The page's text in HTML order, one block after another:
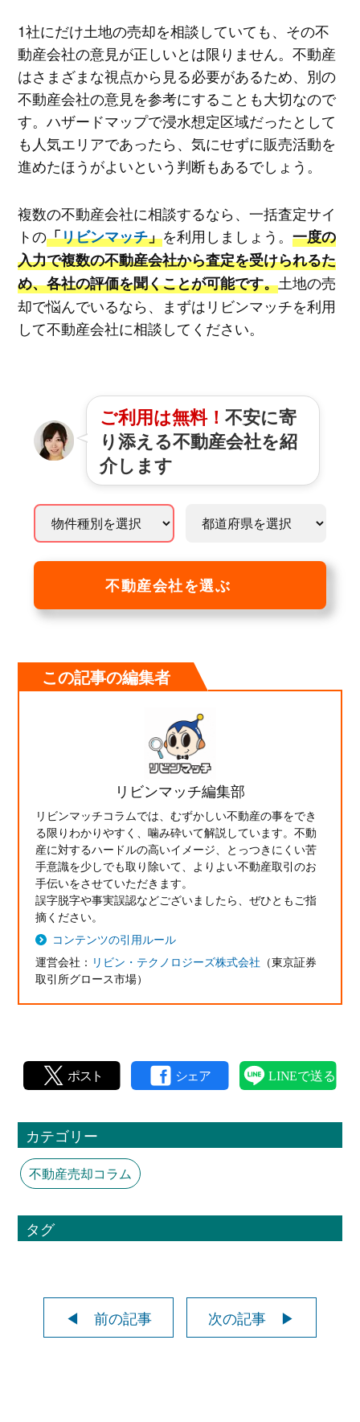
1社にだけ土地の売却を相談していても、その不
動産会社の意見が正しいとは限りません。不動産
はさまざまな視点から見る必要があるため、別の
不動産会社の意見を参考にすることも大切なので
す。ハザードマップで浸水想定区域だったとして
も人気エリアであったら、気にせずに販売活動を
進めたほうがよいという判断もあるでしょう。
複数の不動産会社に相談するなら、一括査定サイ
トの「リビンマッチ」を利用しましょう。 一度の
入力で複数の不動産会社から査定を受けられるた
め、各社の評価を聞くことが可能です。土地の売
却で悩んでいるなら、まずはリビンマッチを利用
して不動産会社に相談してください。
ご利用は無料！ 不安に寄
り添える不動産会社を紹
介します
不動産会社を選ぶ
この記事の編集者
リビンマッチ編集部
リビンマッチコラムでは、むずかしい不動産の事をでき
る限りわかりやすく、噛み砕いて解説しています。不動
産に対するハードルの高いイメージ、とっつきにくい苦
手意識を少しでも取り除いて、よりよい不動産取引のお
手伝いをさせていただきます。
誤字脱字や事実誤認などございましたら、ぜひともご指
摘ください。
コンテンツの引用ルール
運営会社： リビン・テクノロジーズ株式会社 （東京証券
取引所グロース市場）
カテゴリー
不動産売却コラム
タグ
◀ 前の記事 次の記事 ▶